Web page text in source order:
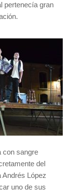
pertenecía gran
con sangre
del
Andrés López
uno de sus